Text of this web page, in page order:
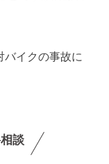
バイクの事故に
談